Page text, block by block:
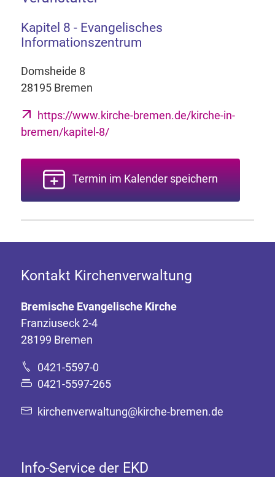
Kapitel 8 - Evangelisches
Informationszentrum
Domsheide 8
28195 Bremen
https://www.kirche-bremen.de/kirche-in-
bremen/kapitel-8/
Termin im Kalender speichern
Kontakt Kirchenverwaltung
Bremische Evangelische Kirche
Franziuseck 2-4
28199 Bremen
0421-5597-0
0421-5597-265
kirchenverwaltung@kirche-bremen.de
Info-Service der EKD